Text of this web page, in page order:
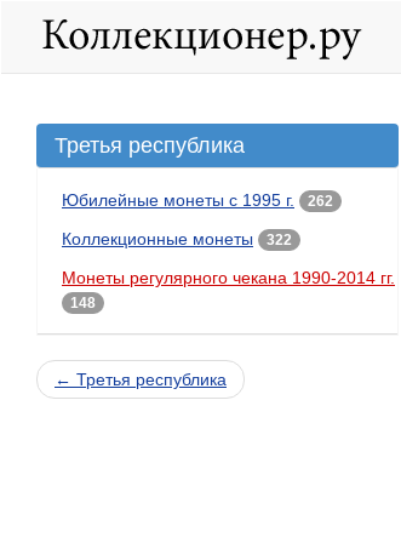
Третья республика
Юбилейные монеты с 1995 г. 262
Коллекционные монеты 322
Монеты регулярного чекана 1990-2014 гг.
148
← Третья республика